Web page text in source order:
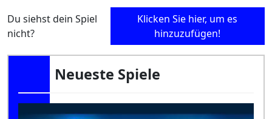
Du siehst dein Spiel
nicht?
Klicken Sie hier, um es
hinzuzufügen!
Neueste Spiele